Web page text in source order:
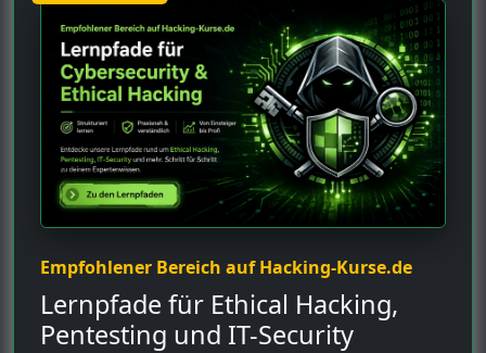
Empfohlener Bereich auf Hacking-Kurse.de
Lernpfade für Ethical Hacking,
Pentesting und IT-Security